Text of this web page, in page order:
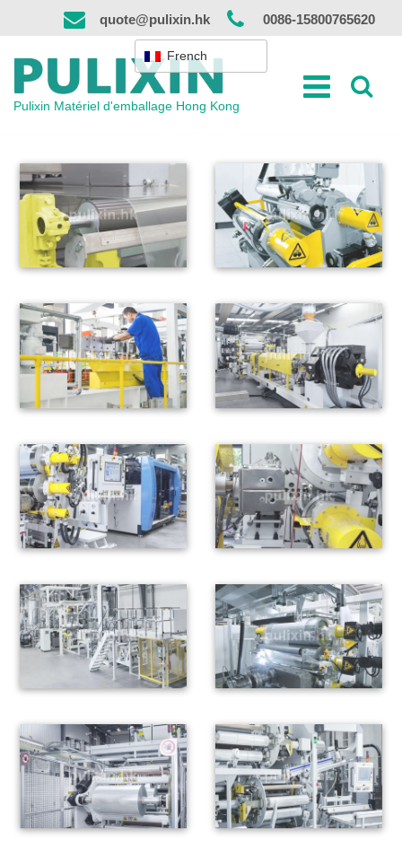
content
quote@pulixin.hk 0086-15800765620
Pulixin Matériel d'emballage Hong Kong
French